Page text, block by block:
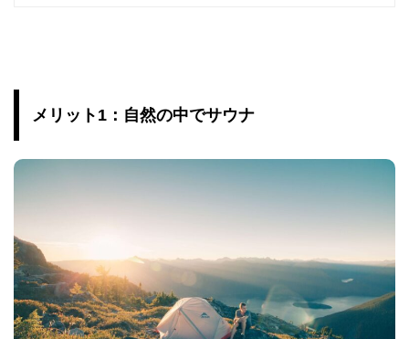
メリット1：自然の中でサウナ